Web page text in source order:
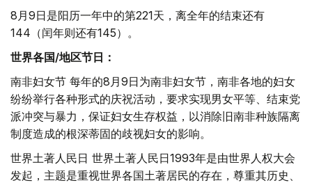
8月9日是阳历一年中的第221天，离全年的结束还有
144（闰年则还有145）。
世界各国/地区节日：
南非妇女节 每年的8月9日为南非妇女节，南非各地的妇女
纷纷举行各种形式的庆祝活动，要求实现男女平等、结束党
派冲突与暴力，保证妇女生存权益，以消除旧南非种族隔离
制度造成的根深蒂固的歧视妇女的影响。
世界土著人民日 世界土著人民日1993年是由世界人权大会
发起，主题是重视世界各国土著居民的存在，尊重其历史、